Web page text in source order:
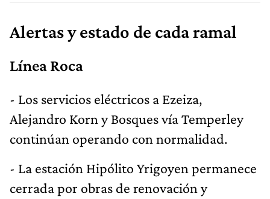
Alertas y estado de cada ramal
Línea Roca
- Los servicios eléctricos a Ezeiza,
Alejandro Korn y Bosques vía Temperley
continúan operando con normalidad.
- La estación Hipólito Yrigoyen permanece
cerrada por obras de renovación y